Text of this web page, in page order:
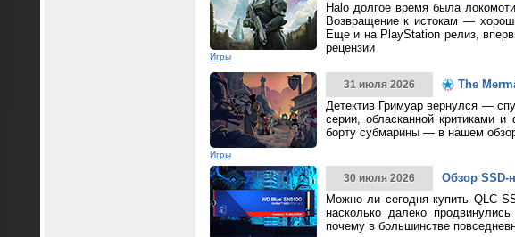
Игры
Halo долгое время была
Возвращение к истокам —
Еще и на PlayStation релиз,
рецензии
Игры
31 июля 2026
The
Детектив Гримуар вернулся —
серии, обласканной критиками
борту субмарины — в нашем
30 июля 2026
Обзор SSD-
Можно ли сегодня купить QLC
насколько далеко
почему в большинстве